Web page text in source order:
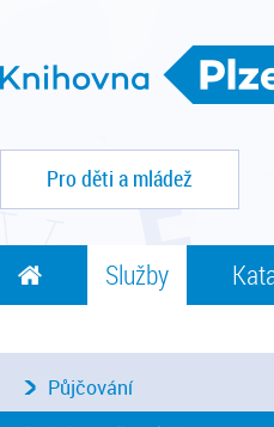
Pro děti a mládež
Služby
Půjčování